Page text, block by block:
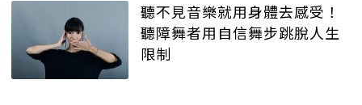
聽不見音樂就用身體去感受！
聽障舞者用自信舞步跳脫人生
限制